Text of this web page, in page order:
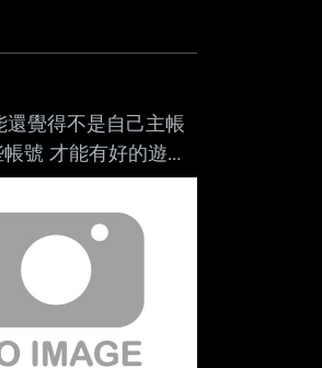
覺得不是自己主帳
號 才能有好的遊戲